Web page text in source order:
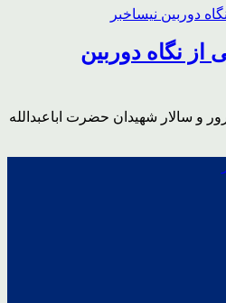
نگاه دوربین
و سالار شهیدان حضرت اباعبدالله